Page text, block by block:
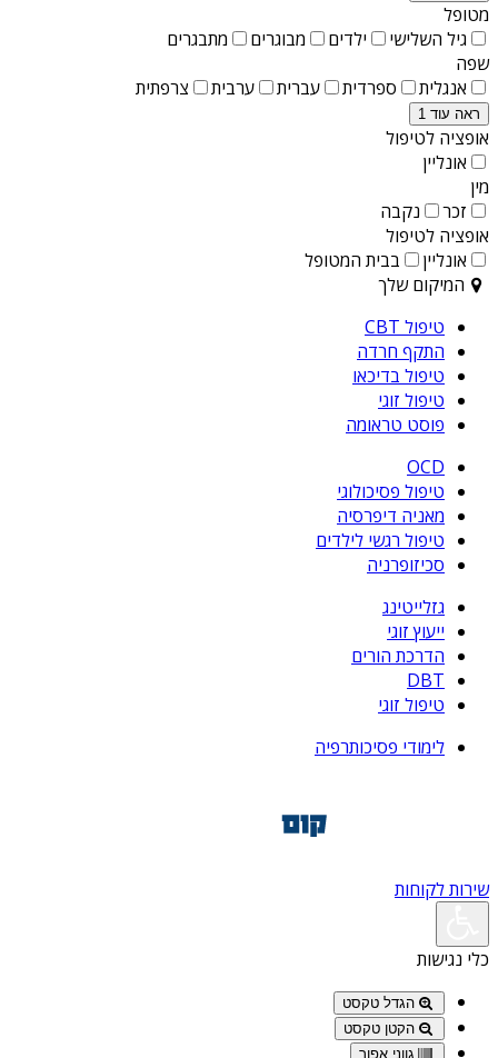
מטופל
גיל השלישי
ילדים מבוגרים
מתבגרים
שפה
אנגלית
ספרדית עברית ערבית צרפתית
ראה עוד 1
אופציה לטיפול
אונליין
מין
זכר
נקבה
אופציה לטיפול
אונליין
בבית המטופל
המיקום שלך
טיפול CBT
התקף חרדה
טיפול בדיכאו
טיפול זוגי
פוסט טראומה
OCD
טיפול פסיכולוגי
מאניה דיפרסיה
טיפול רגשי לילדים
סכיזופרניה
גזלייטינג
ייעוץ זוגי
הדרכת הורים
DBT
טיפול זוגי
לימודי פסיכותרפיה
שירות לקוחות
כלי נגישות
הגדל טקסט
הקטן טקסט
גווני אפור